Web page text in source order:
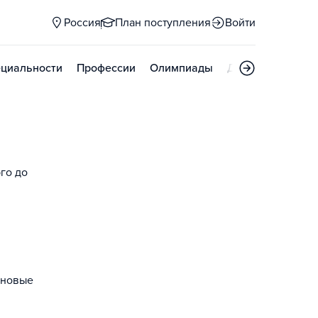
Россия План поступления Войти
Профессии Олимпиады Дни открытых
до